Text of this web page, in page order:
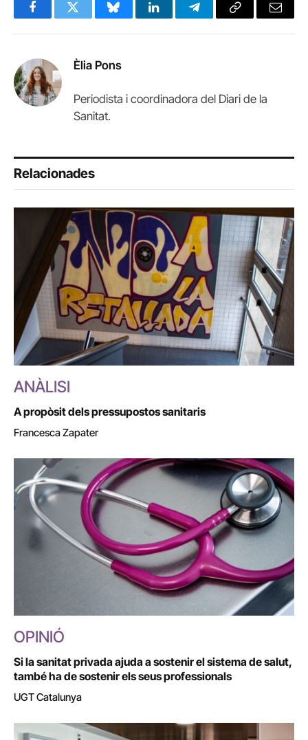
FacebookTwitter BlueskyLinkedInTelegramCopy
Email
Èlia Pons
Periodista i coordinadora del Diari de la
Sanitat.
Relacionades
ANÀLISI
A propòsit dels pressupostos sanitaris
Francesca Zapater
OPINIÓ
Si la sanitat privada ajuda a sostenir el sistema de salut,
també ha de sostenir els seus professionals
UGT Catalunya